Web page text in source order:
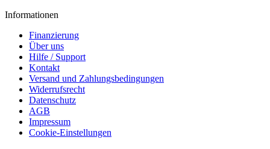
Informationen
Finanzierung
Über uns
Hilfe / Support
Kontakt
Versand und Zahlungsbedingungen
Widerrufsrecht
Datenschutz
AGB
Impressum
Cookie-Einstellungen